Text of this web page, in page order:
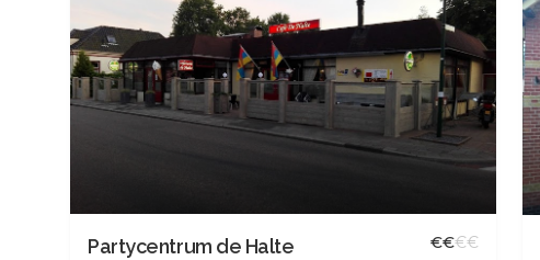
Partycentrum de Halte €€€€